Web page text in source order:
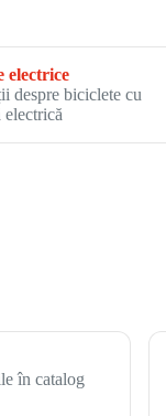
electrice
despre biciclete cu
electrică
în catalog